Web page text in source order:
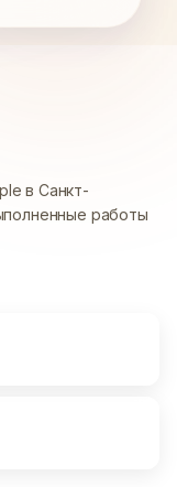
в Санкт-
работы